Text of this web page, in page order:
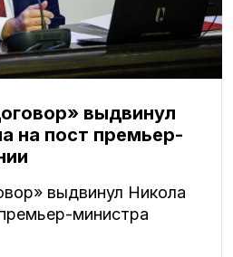
выдвинул
на пост премьер-
выдвинул Никола
министра